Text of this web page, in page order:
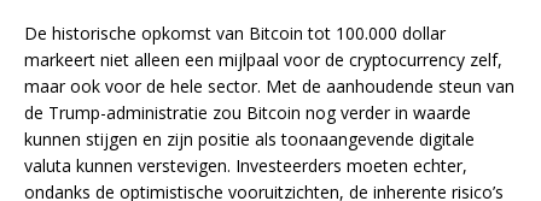
De historische opkomst van Bitcoin tot 100.000 dollar
markeert niet alleen een mijlpaal voor de cryptocurrency zelf,
maar ook voor de hele sector. Met de aanhoudende steun van
de Trump-administratie zou Bitcoin nog verder in waarde
kunnen stijgen en zijn positie als toonaangevende digitale
valuta kunnen verstevigen. Investeerders moeten echter,
ondanks de optimistische vooruitzichten, de inherente risico’s